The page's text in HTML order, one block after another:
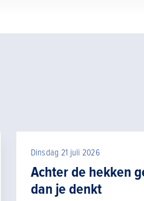
Dinsdag 21 juli 2026
Achter de hekken
dan je denkt